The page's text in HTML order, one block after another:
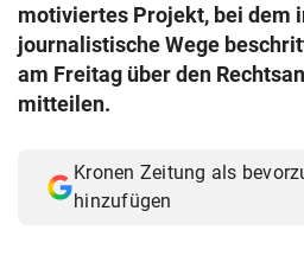
motiviertes Projekt, bei dem
journalistische Wege
am Freitag über den
mitteilen.
Kronen Zeitung als
hinzufügen